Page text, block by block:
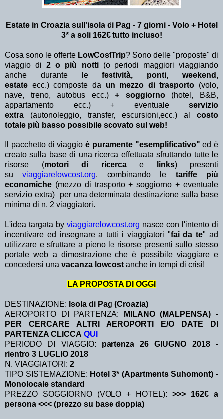
Estate in Croazia sull'isola di Pag - 7 giorni - Volo + Hotel
3* a soli 162€ tutto incluso!
Cosa sono le offerte LowCostTrip? Sono delle "proposte" di
viaggio di2 o più notti (o periodi maggiori viaggiando
anche durante lefestività, ponti, weekend,
estate ecc.) composte da un mezzo di trasporto (volo,
nave, treno, autobus ecc.) + soggiorno(hotel, B&B,
appartamento ecc.) + eventuale servizio
extra (autonoleggio, transfer, escursioni,ecc.) al costo
totale più basso possibile scovato sul web!
Il pacchetto di viaggio è puramente "esemplificativo" ed è
creato sulla base di una ricerca effettuata sfruttando tutte le
risorse (motori di ricerca e links) presenti
suviaggiarelowcost.org. combinando le tariffe più
economiche (mezzo di trasporto + soggiorno + eventuale
servizio extra)
per una determinata destinazione sulla base
minima di n. 2 viaggiatori.
L'idea targata by viaggiarelowcost.org nasce con l'intento di
incentivare ed insegnare a tutti i viaggiatori "fai da te" ad
utilizzare e sfruttare a pieno le risorse presenti sullo stesso
portale web a dimostrazione che è possibile viaggiare e
concedersi una vacanza lowcost anche in tempi di crisi!
LA PROPOSTA DI OGGI
DESTINAZIONE: Isola di Pag (Croazia)
AEROPORTO DI PARTENZA:
MILANO (MALPENSA) -
PER CERCARE ALTRI AEROPORTI E/O DATE DI
PARTENZA CLICCA QUI
PERIODO DI VIAGGIO: partenza 26 GIUGNO 2018-
rientro 3 LUGLIO 2018
N. VIAGGIATORI: 2
TIPO SISTEMAZIONE: Hotel 3* (Apartments Suhomont) -
Monolocale standard
PREZZO SOGGIORNO (VOLO + HOTEL): >>> 162€ a
persona <<< (prezzo su base doppia)